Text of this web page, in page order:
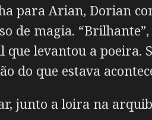
para Arian, Dorian
de magia.
que levantou a
do que estava
junto a loira na